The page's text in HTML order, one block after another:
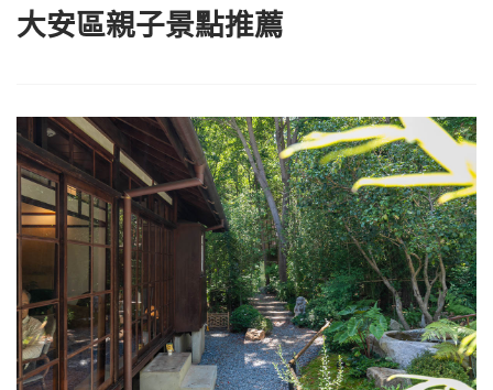
大安區親子景點推薦